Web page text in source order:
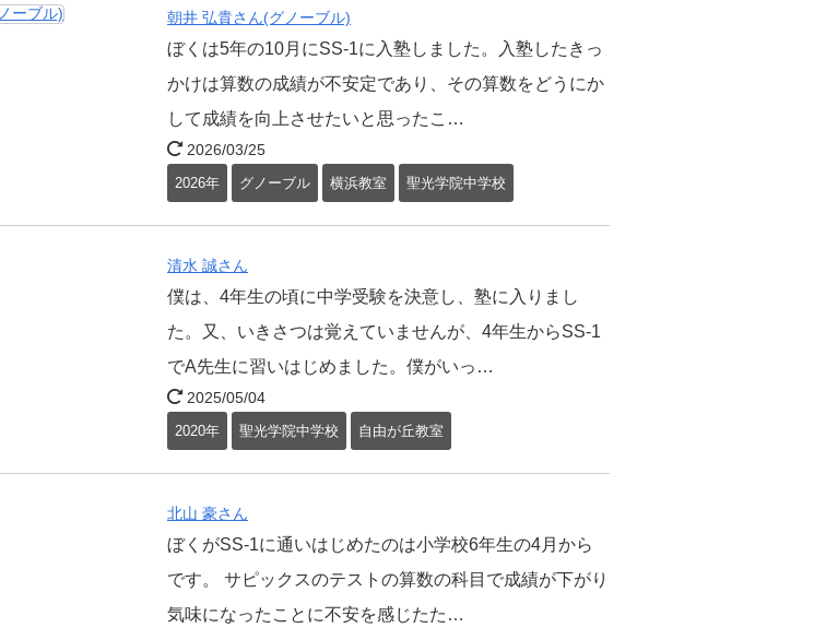
朝井 弘貴さん(グノーブル)
ぼくは5年の10月にSS-1に入塾しました。入塾したきっ
かけは算数の成績が不安定であり、その算数をどうにか
して成績を向上させたいと思ったこ…
2026/03/25
2026年 グノーブル 横浜教室 聖光学院中学校
清水 誠さん
僕は、4年生の頃に中学受験を決意し、塾に入りまし
た。又、いきさつは覚えていませんが、4年生からSS-1
でA先生に習いはじめました。僕がいっ…
2025/05/04
2020年 聖光学院中学校 自由が丘教室
北山 豪さん
ぼくがSS-1に通いはじめたのは小学校6年生の4月から
です。 サピックスのテストの算数の科目で成績が下がり
気味になったことに不安を感じたた…